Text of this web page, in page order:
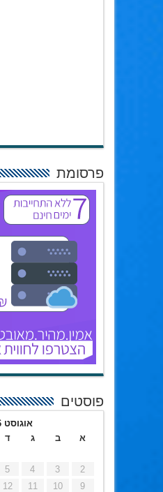
פרסומת
פוסטים
אוגוסט 2026
א
ב ג ד
2
3
4
5
9
10
11
12